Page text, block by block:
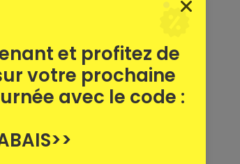
le canyon sinueux et étroit. Les
et profitez de
votre prochaine
avec le code :